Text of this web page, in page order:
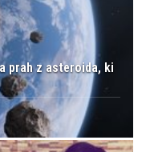
prah z asteroida, ki